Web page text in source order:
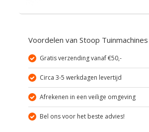
Voordelen van Stoop Tuinmachines
Gratis verzending vanaf €50,-
Circa 3-5 werkdagen levertijd
Afrekenen in een veilige omgeving
Bel ons voor het beste advies!